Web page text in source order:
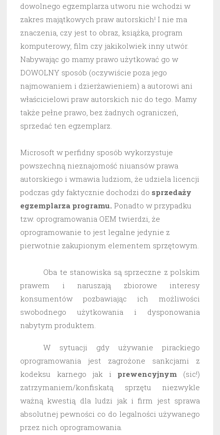
dowolnego egzemplarza utworu nie wchodzi w
zakres majątkowych praw autorskich! I nie ma
znaczenia, czy jest to obraz, książka, program
komputerowy, film czy jakikolwiek inny utwór.
Nabywając go mamy prawo użytkować go w
DOWOLNY sposób (oczywiście poza jego
najmowaniem i dzierżawieniem) a autorowi ani
właścicielowi praw autorskich nic do tego. Mamy
także pełne prawo, bez żadnych ograniczeń,
sprzedać ten egzemplarz.
Microsoft w perfidny sposób wykorzystuje
powszechną nieznajomość niuansów prawa
autorskiego i wmawia ludziom, że udziela licencji
podczas gdy faktycznie dochodzi do sprzedaży
egzemplarza programu. Ponadto w przypadku
tzw. oprogramowania OEM twierdzi, że
oprogramowanie to jest legalne jedynie z
pierwotnie zakupionym elementem sprzętowym.
Oba te stanowiska są sprzeczne z polskim
prawem i naruszają zbiorowe interesy
konsumentów pozbawiając ich możliwości
swobodnego użytkowania i dysponowania
nabytym produktem.
W sytuacji gdy używanie pirackiego
oprogramowania jest zagrożone sankcjami z
kodeksu karnego jak i prewencyjnym (sic!)
zatrzymaniem/konfiskatą sprzętu niezwykle
ważną kwestią dla ludzi jak i firm jest sprawa
absolutnej pewności co do legalności używanego
przez nich oprogramowania.